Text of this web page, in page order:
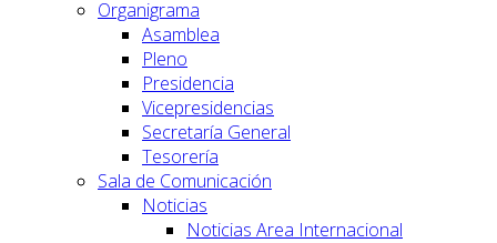
Organigrama
Asamblea
Pleno
Presidencia
Vicepresidencias
Secretaría General
Tesorería
Sala de Comunicación
Noticias
Noticias Area Internacional